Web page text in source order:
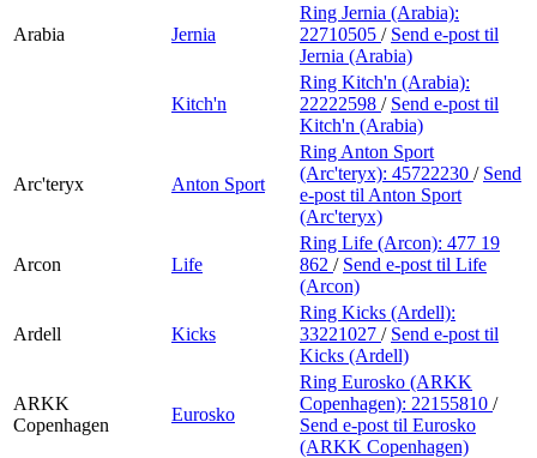
Arabia Jernia
Ring Jernia (Arabia):
22710505 / Send e-post til
Jernia (Arabia)
Kitch'n
Ring Kitch'n (Arabia):
22222598 / Send e-post til
Kitch'n (Arabia)
Arc'teryx Anton Sport
Ring Anton Sport
(Arc'teryx): 45722230 / Send
e-post til Anton Sport
(Arc'teryx)
Arcon Life
Ring Life (Arcon): 477 19
862 / Send e-post til Life
(Arcon)
Ardell Kicks
Ring Kicks (Ardell):
33221027 / Send e-post til
Kicks (Ardell)
ARKK
Copenhagen
Eurosko
Ring Eurosko (ARKK
Copenhagen): 22155810 /
Send e-post til Eurosko
(ARKK Copenhagen)